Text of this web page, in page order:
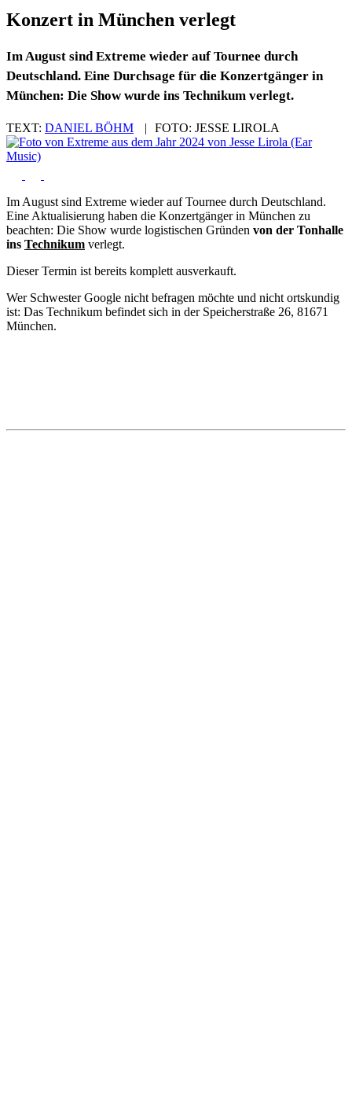
Konzert in München verlegt
Im August sind Extreme wieder auf Tournee durch
Deutschland. Eine Durchsage für die Konzertgänger in
München: Die Show wurde ins Technikum verlegt.
TEXT: DANIEL BÖHM | FOTO: JESSE LIROLA
Im August sind Extreme wieder auf Tournee durch Deutschland.
Eine Aktualisierung haben die Konzertgänger in München zu
beachten: Die Show wurde logistischen Gründen von der Tonhalle
ins Technikum verlegt.
Dieser Termin ist bereits komplett ausverkauft.
Wer Schwester Google nicht befragen möchte und nicht ortskundig
ist: Das Technikum befindet sich in der Speicherstraße 26, 81671
München.